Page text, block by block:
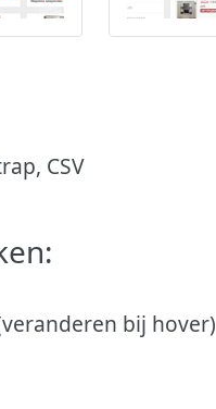
CSV
bij hover)